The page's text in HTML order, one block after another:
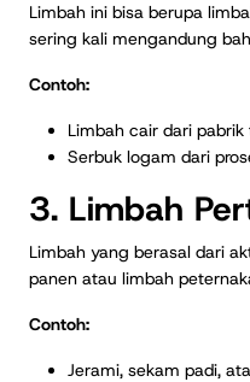
Limbah ini bisa berupa
sering kali mengandung
Contoh:
Limbah cair dari pabrik
Serbuk logam dari
3. Limbah
Limbah yang berasal dari
panen atau limbah
Contoh:
Jerami, sekam padi,